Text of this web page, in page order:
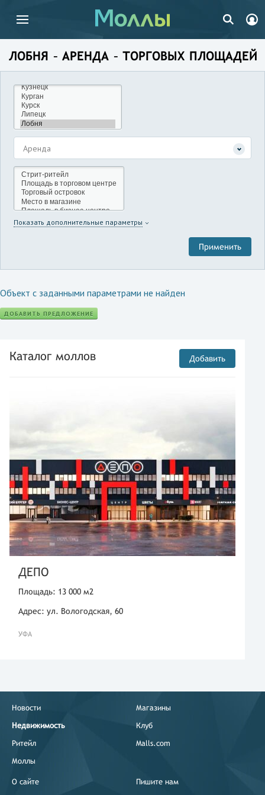
ЛОБНЯ – АРЕНДА – ТОРГОВЫХ ПЛОЩАДЕЙ
Аренда
Показать дополнительные параметры
Объект с заданными параметрами не найден
ДОБАВИТЬ ПРЕДЛОЖЕНИЕ
Каталог моллов Добавить
ДЕПО
Площадь: 13 000 м2
Адрес: ул. Вологодская, 60
УФА
Новости
Недвижимость
Ритейл
Моллы
Магазины
Клуб
Malls.com
О сайте Пишите нам